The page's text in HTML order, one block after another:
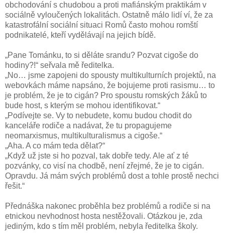
obchodování s chudobou a proti mafiánským praktikám v
sociálně vyloučených lokalitách. Ostatně málo lidí ví, že za
katastrofální sociální situaci Romů často mohou romští
podnikatelé, kteří vydělávají na jejich bídě.
„Pane Tománku, to si děláte srandu? Pozvat cigoše do
hodiny?!“ seřvala mě ředitelka.
„No… jsme zapojeni do spousty multikulturních projektů, na
webovkách máme napsáno, že bojujeme proti rasismu… to
je problém, že je to cigán? Pro spoustu romských žáků to
bude host, s kterým se mohou identifikovat.“
„Podívejte se. Vy to nebudete, komu budou chodit do
kanceláře rodiče a nadávat, že tu propagujeme
neomarxismus, multikulturalismus a cigoše.“
„Aha. A co mám teda dělat?“
„Když už jste si ho pozval, tak dobře tedy. Ale ať z té
pozvánky, co visí na chodbě, není zřejmé, že je to cigán.
Opravdu. Já mám svých problémů dost a tohle prostě nechci
řešit.“
Přednáška nakonec proběhla bez problémů a rodiče si na
etnickou nevhodnost hosta nestěžovali. Otázkou je, zda
jediným, kdo s tím měl problém, nebyla ředitelka školy.